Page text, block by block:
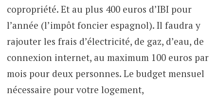
copropriété. Et au plus 400 euros d’IBI pour
l’année (l’impôt foncier espagnol). Il faudra y
rajouter les frais d’électricité, de gaz, d’eau, de
connexion internet, au maximum 100 euros par
mois pour deux personnes. Le budget mensuel
nécessaire pour votre logement,